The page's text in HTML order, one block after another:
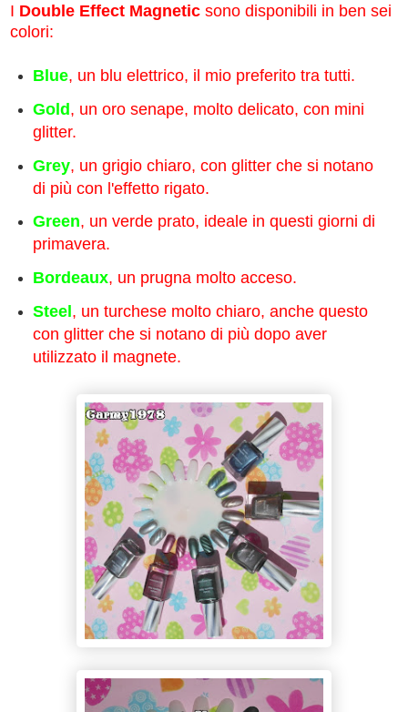
I Double Effect Magnetic sono disponibili in ben sei
colori:
Blue, un blu elettrico, il mio preferito tra tutti.
Gold, un oro senape, molto delicato, con mini
glitter.
Grey, un grigio chiaro, con glitter che si notano
di più con l'effetto rigato.
Green, un verde prato, ideale in questi giorni di
primavera.
Bordeaux, un prugna molto acceso.
Steel , un turchese molto chiaro, anche questo
con glitter che si notano di più dopo aver
utilizzato il magnete.